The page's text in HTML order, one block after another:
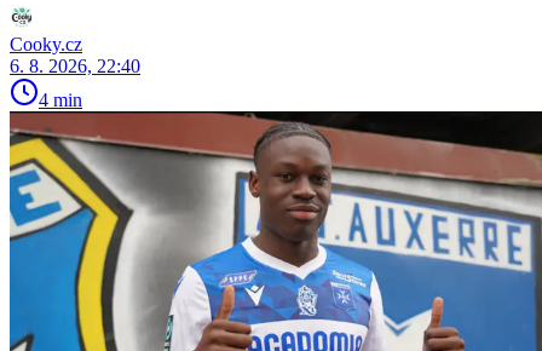
Cooky.cz
6. 8. 2026, 22:40
4 min